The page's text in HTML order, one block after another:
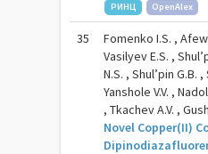
РИНЦ
OpenAlex
35
Fomenko I.S. ,
Vasilyev E.S. ,
N.S. , Shul’pin G.B.
Yanshole V.V. ,
, Tkachev A.V. ,
Novel Copper(II)